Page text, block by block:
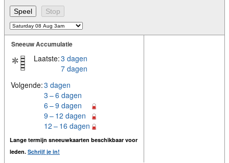
Sneeuw Accumulatie
Laatste:3 dagen
7 dagen
Volgende:3 dagen
3 – 6 dagen
6 – 9 dagen
9 – 12 dagen
12 – 16 dagen
Lange termijn sneeuwkaarten beschikbaar voor
leden. Schrijf je in!